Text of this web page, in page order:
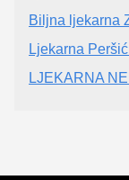
Biljna ljekarna
Ljekarna
LJEKARNA